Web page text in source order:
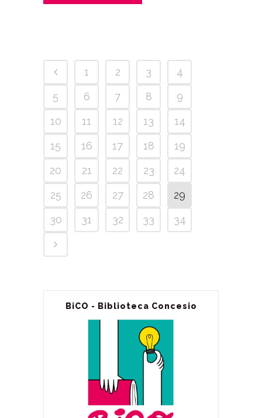
1 2 3
4
5
6 7 8
9
10
11 12 13
14
15
16 17 18
19
20
21 22 23
24
25
26 27 28
29
30
31 32 33 34
BiCO - Biblioteca Concesio